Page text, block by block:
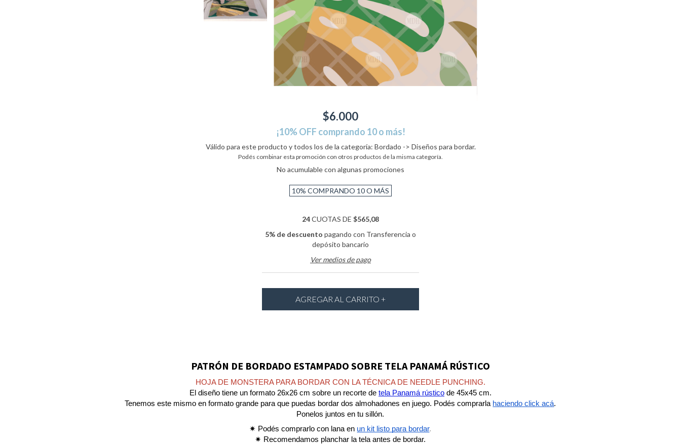
$6.000
¡10% OFF comprando 10 o más!
Válido para este producto y todos los de la categoría: Bordado -> Diseños para bordar.
Podés combinar esta promoción con otros productos de la misma categoría.
No acumulable con algunas promociones
10% COMPRANDO 10 O MÁS
24CUOTAS DE $565,08
5% de descuento pagando con Transferencia o
depósito bancario
Ver medios de pago
PATRÓN DE BORDADO ESTAMPADO SOBRE TELA PANAMÁ RÚSTICO
HOJA DE MONSTERA PARA BORDAR CON LA TÉCNICA DE NEEDLE PUNCHING.
El diseño tiene un formato 26x26 cm sobre un recorte de tela Panamá rústicode 45x45 cm.
Tenemos este mismo en formato grande para que puedas bordar dos almohadones en juego. Podés comprarla haciendo click acá.
Ponelos juntos en tu sillón.
✷ Podés comprarlo con lana en un kit listo para bordar.
✷ Recomendamos planchar la tela antes de bordar.